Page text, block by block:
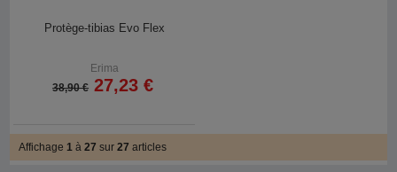
Protège-tibias Evo Flex
Erima
38,90 € 27,23 €
Affichage1à27sur27articles